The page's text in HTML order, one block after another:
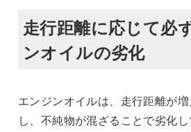
走行距離に応じて必
ンオイルの劣化
エンジンオイルは、走行距離が
し、不純物が混ざることで劣化